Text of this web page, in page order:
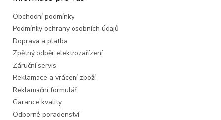
Obchodní podmínky
Podmínky ochrany osobních údajů
Doprava a platba
Zpětný odběr elektrozařízení
Záruční servis
Reklamace a vrácení zboží
Reklamační formulář
Garance kvality
Odborné poradenství